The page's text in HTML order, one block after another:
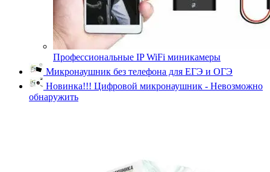
Профессиональные IP WiFi миникамеры
Микронаушник без телефона для ЕГЭ и ОГЭ
Новинка!!! Цифровой микронаушник - Невозможно
обнаружить